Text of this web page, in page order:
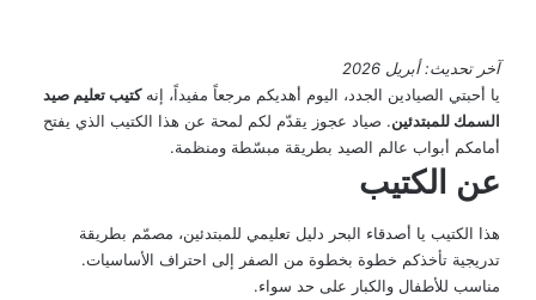
آخر تحديث: أبريل 2026
يا أحبتي الصيادين الجدد، اليوم أهديكم مرجعاً مفيداً، إنهكتيب تعليم صيد
السمك للمبتدئين. صياد عجوز يقدّم لكم لمحة عن هذا الكتيب الذي يفتح
أمامكم أبواب عالم الصيد بطريقة مبسّطة ومنظمة.
عن الكتيب
هذا الكتيب يا أصدقاء البحر دليل تعليمي للمبتدئين، مصمّم بطريقة
تدريجية تأخذكم خطوة بخطوة من الصفر إلى احتراف الأساسيات.
مناسب للأطفال والكبار على حد سواء.